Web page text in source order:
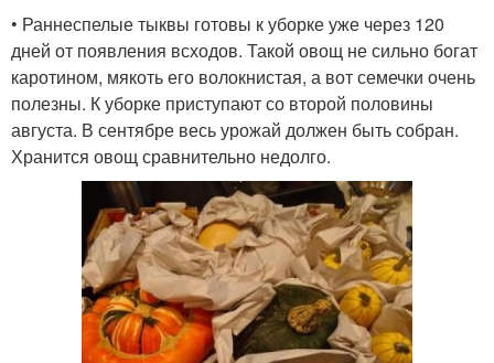
• Раннеспелые тыквы готовы к уборке уже через 120
дней от появления всходов. Такой овощ не сильно богат
каротином, мякоть его волокнистая, а вот семечки очень
полезны. К уборке приступают со второй половины
августа. В сентябре весь урожай должен быть собран.
Хранится овощ сравнительно недолго.